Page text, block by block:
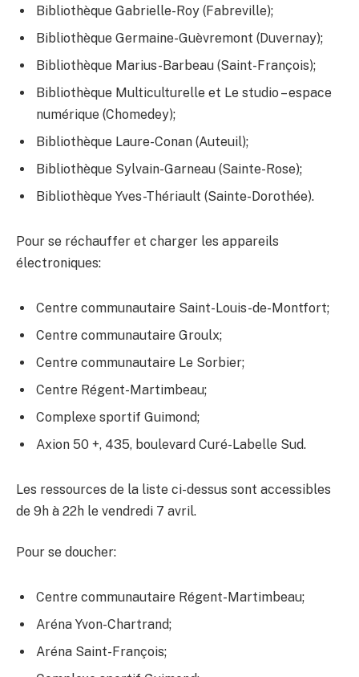
Bibliothèque Gabrielle-Roy (Fabreville);
Bibliothèque Germaine-Guèvremont (Duvernay);
Bibliothèque Marius-Barbeau (Saint-François);
Bibliothèque Multiculturelle et Le studio – espace
numérique (Chomedey);
Bibliothèque Laure-Conan (Auteuil)​;
Bibliothèque Sylvain-Garneau (Sainte-Rose​​​)​;
Bibliothèque Yves-Thériault (​Sainte-Dorothée)​.
Pour se réchauffer et charger les appareils
électroniques:​​ ​
Centre communautaire Saint-Louis-de-Montfort;
Centre communautaire Groulx​;
Centre communautaire Le Sorbier;
Centre Régent-Martimbeau;
Complexe sportif Guimond;
Axion 50 +​​, 435, boulevard Curé-Labelle Sud​.
Les ressources de la liste ci-dessus sont accessibles
de 9​h à 22h le vendredi 7 avril.
Pour se doucher​:​​ ​
Centre communautaire Régent​-Martimbeau;
Aréna Yvon-Chartrand;
Aréna Saint-François​​;